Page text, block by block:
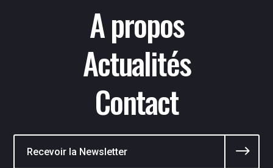
A propos
Actualités
Contact
$